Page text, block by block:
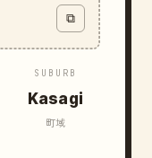
⧉
SUBURB
Kasagi
町域